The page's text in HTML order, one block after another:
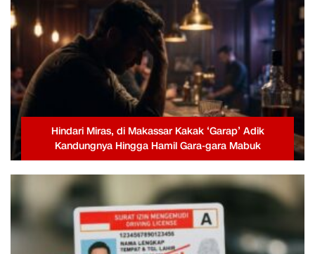
Hindari Miras, di Makassar Kakak ‘Garap’ Adik
Kandungnya Hingga Hamil Gara-gara Mabuk